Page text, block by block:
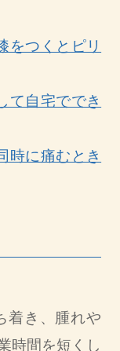
をつくとピリ
て自宅ででき
時に痛むとき
着き、腫れや
時間を短くし